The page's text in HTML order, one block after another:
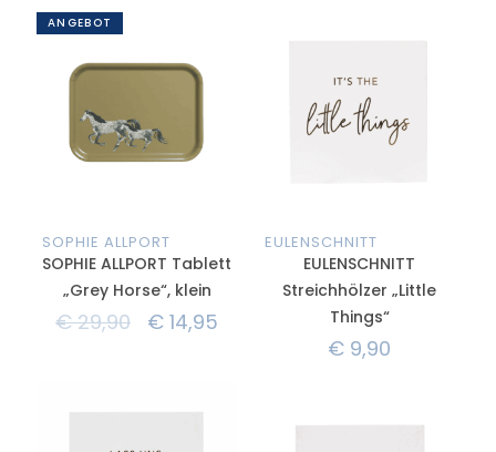
ANGEBOT
SOPHIE ALLPORT
SOPHIE ALLPORT Tablett
„Grey Horse“, klein
€29,90 € 14,95
EULENSCHNITT
EULENSCHNITT
Streichhölzer „Little
Things“
€ 9,90